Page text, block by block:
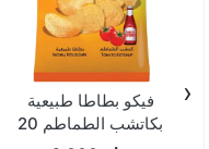
فيكو بطاطا طبيعية
بكاتشب الطماطم 20
‹